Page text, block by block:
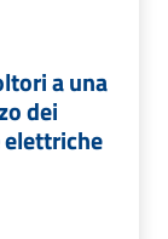
a una
dei